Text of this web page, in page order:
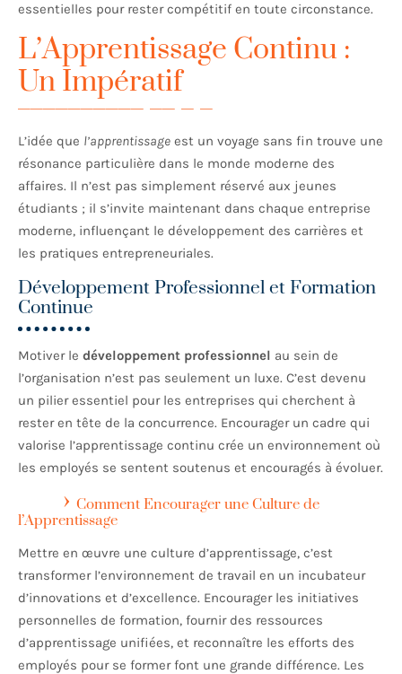
essentielles pour rester compétitif en toute circonstance.
L’Apprentissage Continu :
Un Impératif
L’idée que l’apprentissage est un voyage sans fin trouve une
résonance particulière dans le monde moderne des
affaires. Il n’est pas simplement réservé aux jeunes
étudiants ; il s’invite maintenant dans chaque entreprise
moderne, influençant le développement des carrières et
les pratiques entrepreneuriales.
Développement Professionnel et Formation
Continue
Motiver le développement professionnel au sein de
l’organisation n’est pas seulement un luxe. C’est devenu
un pilier essentiel pour les entreprises qui cherchent à
rester en tête de la concurrence. Encourager un cadre qui
valorise l’apprentissage continu crée un environnement où
les employés se sentent soutenus et encouragés à évoluer.
Comment Encourager une Culture de
l’Apprentissage
Mettre en œuvre une culture d’apprentissage, c’est
transformer l’environnement de travail en un incubateur
d’innovations et d’excellence. Encourager les initiatives
personnelles de formation, fournir des ressources
d’apprentissage unifiées, et reconnaître les efforts des
employés pour se former font une grande différence. Les